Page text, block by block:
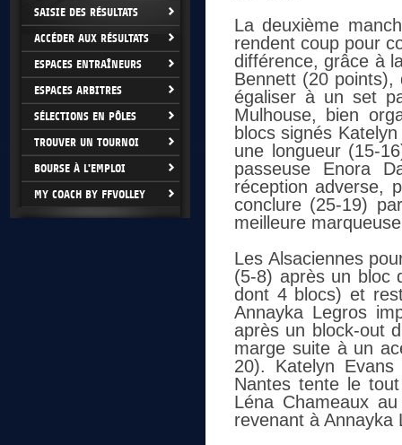
SAISIE DES RÉSULTATS
ACCÉDER AUX RÉSULTATS
ESPACES ENTRAÎNEURS
ESPACES ARBITRES
SÉLECTIONS EN PÔLES
TROUVER UN TOURNOI
BOURSE À L'EMPLOI
MY COACH BY FFVOLLEY
La deuxième
rendent coup pour
différence, grâce à
Bennett (20 points),
égaliser à un set
Mulhouse, bien
blocs signés
une longueur (15-
passeuse Enora
réception adverse,
conclure (25-19)
meilleure
Les Alsaciennes
(5-8) après un bloc
dont 4 blocs) et
Annayka Legros
après un block-out
marge suite à un
20). Katelyn
Nantes tente le
Léna Chameaux
revenant à